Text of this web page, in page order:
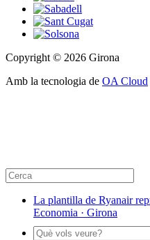
Copyright © 2026 Girona
Amb la tecnologia de OA Cloud
La plantilla de Ryanair
Economia · Girona